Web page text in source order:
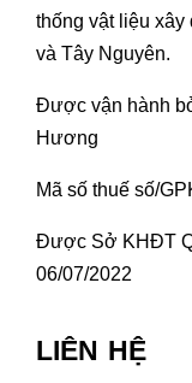
thống vật liệu xây
và Tây Nguyên.
Được vận hành
Hương
Mã số thuế số/
Được Sở KHĐT
06/07/2022
LIÊN HỆ